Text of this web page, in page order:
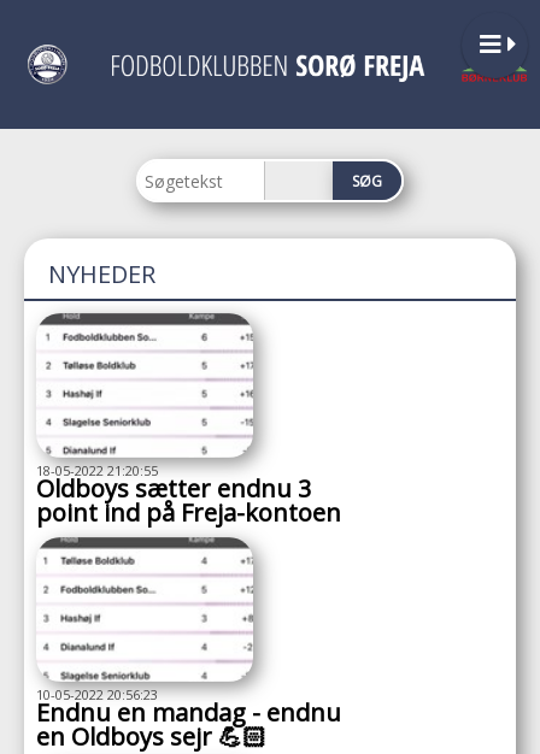
NYHEDER
18-05-2022 21:20:55
Oldboys sætter endnu 3
point ind på Freja-kontoen
10-05-2022 20:56:23
Endnu en mandag - endnu
en Oldboys sejr 💪🏻